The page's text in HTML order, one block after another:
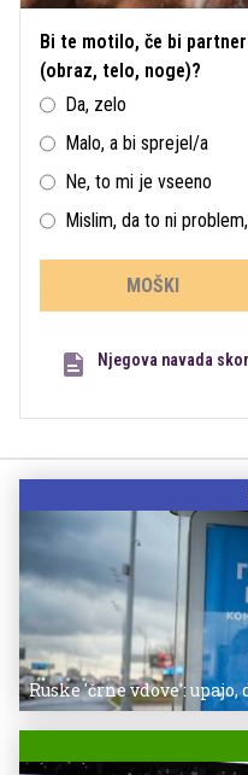
Bi te motilo, če bi
(obraz, telo, noge)?
Da, zelo
Malo, a bi sprejel/a
Ne, to mi je vseeno
Mislim, da to ni
MOŠKI
Njegova navada
Ruske 'črne vdove':